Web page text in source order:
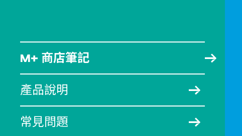
M+ 商店筆記
產品說明
常見問題